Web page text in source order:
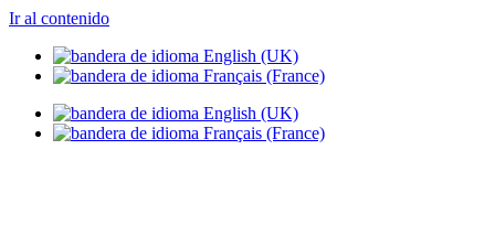
Ir al contenido